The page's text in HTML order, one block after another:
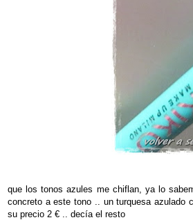
que los tonos azules me chiflan, ya lo
concreto a este tono .. un turquesa azulado
su precio 2 € .. decía el resto